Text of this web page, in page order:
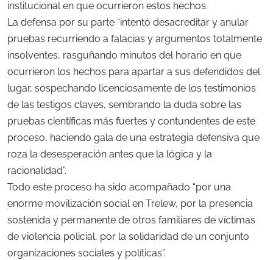
institucional en que ocurrieron estos hechos.
La defensa por su parte “intentó desacreditar y anular
pruebas recurriendo a falacias y argumentos totalmente
insolventes, rasguñando minutos del horario en que
ocurrieron los hechos para apartar a sus defendidos del
lugar, sospechando licenciosamente de los testimonios
de las testigos claves, sembrando la duda sobre las
pruebas científicas más fuertes y contundentes de este
proceso, haciendo gala de una estrategia defensiva que
roza la desesperación antes que la lógica y la
racionalidad”.
Todo este proceso ha sido acompañado “por una
enorme movilización social en Trelew, por la presencia
sostenida y permanente de otros familiares de víctimas
de violencia policial, por la solidaridad de un conjunto
organizaciones sociales y políticas”.